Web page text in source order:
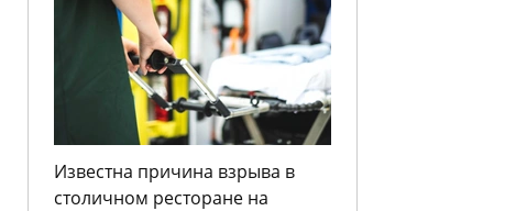
Известна причина взрыва в
столичном ресторане на